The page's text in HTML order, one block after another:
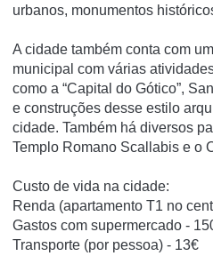
urbanos, monumentos
A cidade também conta com
municipal com várias
como a “Capital do Gótico”,
e construções desse estilo
cidade. Também há diversos
Templo Romano Scallabis e o
Custo de vida na cidade:
Renda (apartamento T1 no
Gastos com supermercado -
Transporte (por pessoa) - 13€